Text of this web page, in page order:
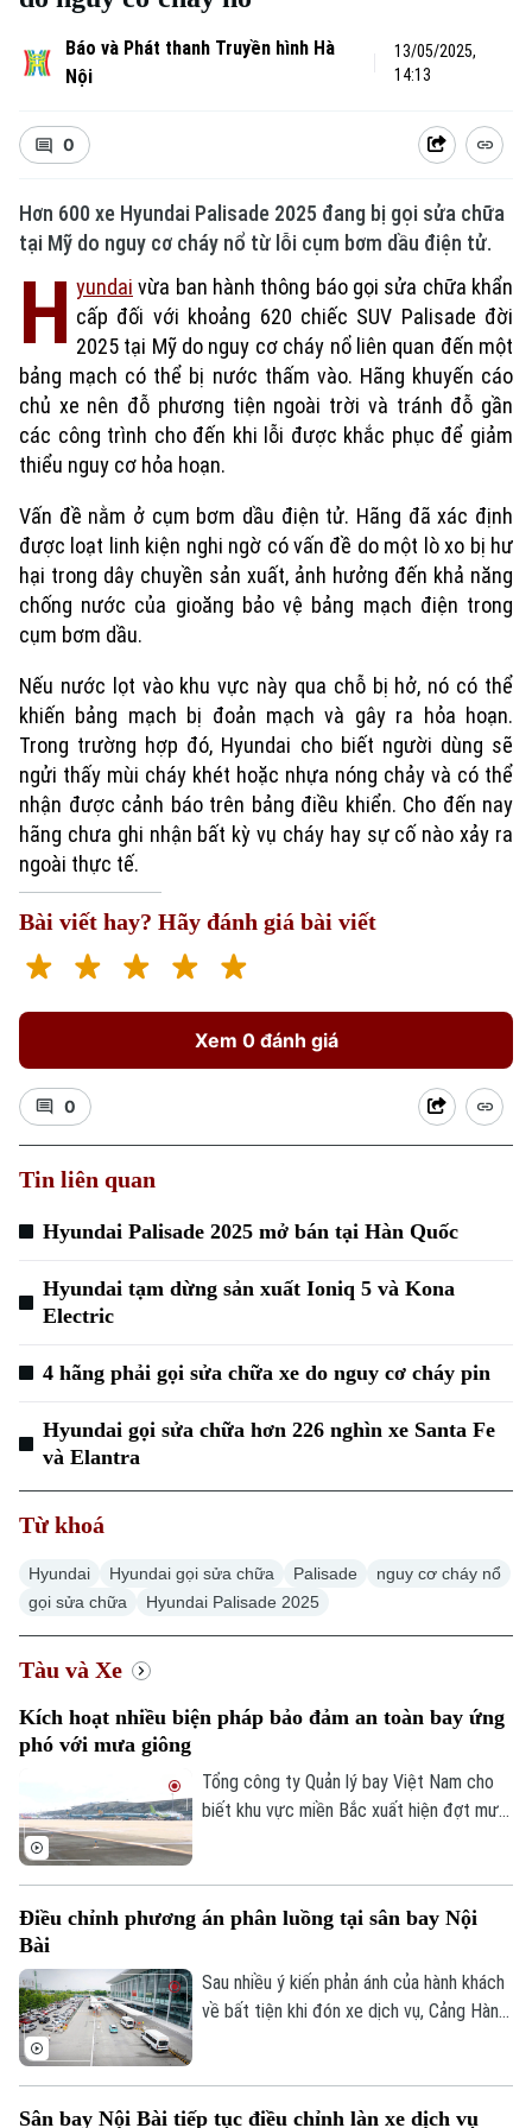
Xu hướng
Báo và Phát thanh Truyền hình Hà
Nội
13/05/2025,
14:13
0
Hơn 600 xe Hyundai Palisade 2025 đang bị gọi sửa chữa
tại Mỹ do nguy cơ cháy nổ từ lỗi cụm bơm dầu điện tử.
H yundai vừa ban hành thông báo gọi sửa chữa khẩn
cấp đối với khoảng 620 chiếc SUV Palisade đời
2025 tại Mỹ do nguy cơ cháy nổ liên quan đến một
bảng mạch có thể bị nước thấm vào. Hãng khuyến cáo
chủ xe nên đỗ phương tiện ngoài trời và tránh đỗ gần
các công trình cho đến khi lỗi được khắc phục để giảm
thiểu nguy cơ hỏa hoạn.
Vấn đề nằm ở cụm bơm dầu điện tử. Hãng đã xác định
được loạt linh kiện nghi ngờ có vấn đề do một lò xo bị hư
hại trong dây chuyền sản xuất, ảnh hưởng đến khả năng
chống nước của gioăng bảo vệ bảng mạch điện trong
cụm bơm dầu.
Nếu nước lọt vào khu vực này qua chỗ bị hở, nó có thể
khiến bảng mạch bị đoản mạch và gây ra hỏa hoạn.
Trong trường hợp đó, Hyundai cho biết người dùng sẽ
ngửi thấy mùi cháy khét hoặc nhựa nóng chảy và có thể
nhận được cảnh báo trên bảng điều khiển. Cho đến nay
hãng chưa ghi nhận bất kỳ vụ cháy hay sự cố nào xảy ra
ngoài thực tế.
Bài viết hay? Hãy đánh giá bài viết
Xem 0 đánh giá
0
Tin liên quan
Hyundai Palisade 2025 mở bán tại Hàn Quốc
Hyundai tạm dừng sản xuất Ioniq 5 và Kona
Electric
4 hãng phải gọi sửa chữa xe do nguy cơ cháy pin
Hyundai gọi sửa chữa hơn 226 nghìn xe Santa Fe
và Elantra
Từ khoá
Hyundai Hyundai gọi sửa chữa Palisade
nguy cơ cháy nổ
gọi sửa chữa
Hyundai Palisade 2025
Tàu và Xe
Kích hoạt nhiều biện pháp bảo đảm an toàn bay ứng
phó với mưa giông
Tổng công ty Quản lý bay Việt Nam cho
biết khu vực miền Bắc xuất hiện đợt mưa
khiến nhiều chuyến bay phải bay chờ, điều
Điều chỉnh phương án phân luồng tại sân bay Nội
Bài
Sau nhiều ý kiến phản ánh của hành khách
về bất tiện khi đón xe dịch vụ, Cảng Hàng
Sân bay Nội Bài tiếp tục điều chỉnh làn xe dịch vụ